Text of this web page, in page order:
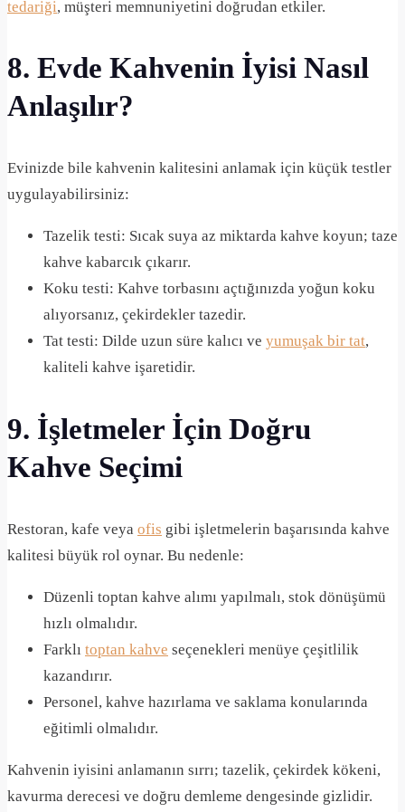
tedariği, müşteri memnuniyetini doğrudan etkiler.
8. Evde Kahvenin İyisi Nasıl
Anlaşılır?
Evinizde bile kahvenin kalitesini anlamak için küçük testler
uygulayabilirsiniz:
Tazelik testi: Sıcak suya az miktarda kahve koyun; taze
kahve kabarcık çıkarır.
Koku testi: Kahve torbasını açtığınızda yoğun koku
alıyorsanız, çekirdekler tazedir.
Tat testi: Dilde uzun süre kalıcı ve yumuşak bir tat,
kaliteli kahve işaretidir.
9. İşletmeler İçin Doğru
Kahve Seçimi
Restoran, kafe veya ofis gibi işletmelerin başarısında kahve
kalitesi büyük rol oynar. Bu nedenle:
Düzenli toptan kahve alımı yapılmalı, stok dönüşümü
hızlı olmalıdır.
Farklı toptan kahve seçenekleri menüye çeşitlilik
kazandırır.
Personel, kahve hazırlama ve saklama konularında
eğitimli olmalıdır.
Kahvenin iyisini anlamanın sırrı; tazelik, çekirdek kökeni,
kavurma derecesi ve doğru demleme dengesinde gizlidir.